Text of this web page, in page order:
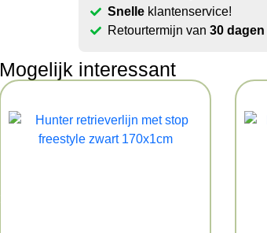
Snelle klantenservice!
Retourtermijn van30 dagen
Mogelijk interessant